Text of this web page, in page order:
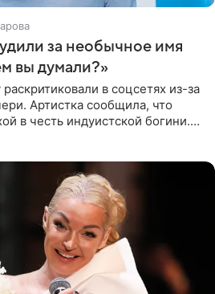
за необычное имя
вы думали?»
в соцсетях из-за
Артистка сообщила, что
в честь индуистской богини.